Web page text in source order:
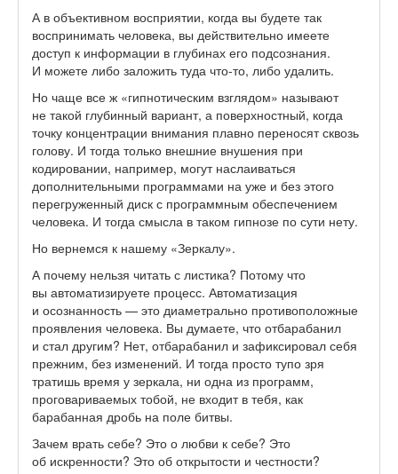
А в объективном восприятии, когда вы будете так
воспринимать человека, вы действительно имеете
доступ к информации в глубинах его подсознания.
И можете либо заложить туда что-то, либо удалить.
Но чаще все ж «гипнотическим взглядом» называют
не такой глубинный вариант, а поверхностный, когда
точку концентрации внимания плавно переносят сквозь
голову. И тогда только внешние внушения при
кодировании, например, могут наслаиваться
дополнительными программами на уже и без этого
перегруженный диск с программным обеспечением
человека. И тогда смысла в таком гипнозе по сути нету.
Но вернемся к нашему «Зеркалу».
А почему нельзя читать с листика? Потому что
вы автоматизируете процесс. Автоматизация
и осознанность — это диаметрально противоположные
проявления человека. Вы думаете, что отбарабанил
и стал другим? Нет, отбарабанил и зафиксировал себя
прежним, без изменений. И тогда просто тупо зря
тратишь время у зеркала, ни одна из программ,
проговариваемых тобой, не входит в тебя, как
барабанная дробь на поле битвы.
Зачем врать себе? Это о любви к себе? Это
об искренности? Это об открытости и честности?